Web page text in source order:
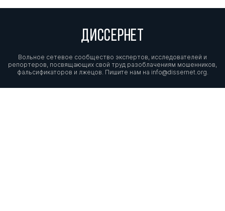
ДИССЕРНЕТ
Вольное сетевое сообщество экспертов, исследователей и
репортеров, посвящающих свой труд разоблачениям мошенников,
фальсификаторов и лжецов. Пишите нам на info@dissernet.org.